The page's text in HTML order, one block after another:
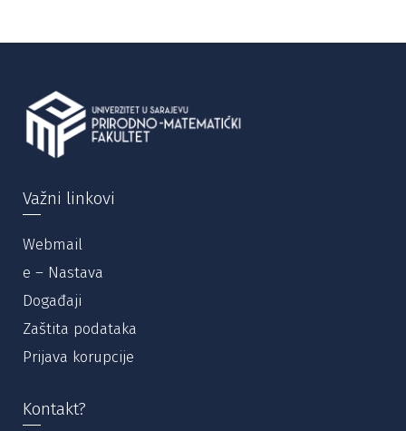
Važni linkovi
Webmail
e – Nastava
Događaji
Zaštita podataka
Prijava korupcije
Kontakt?